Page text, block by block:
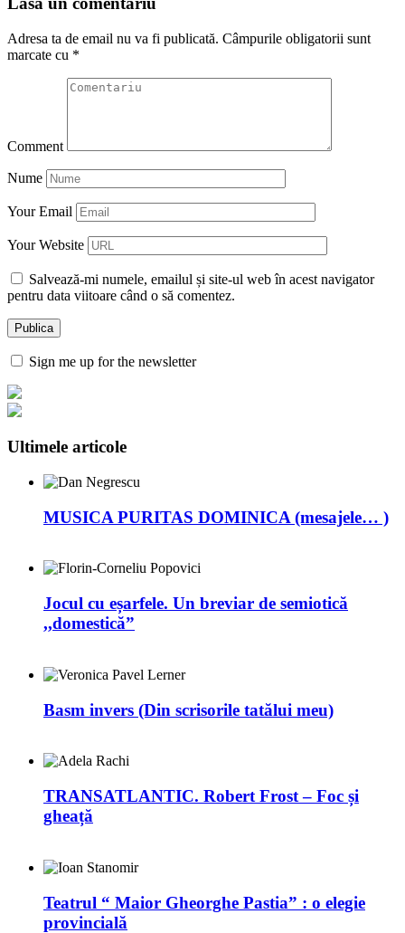
Adresa ta de email nu va fi publicată. Câmpurile obligatorii sunt
marcate cu *
Comment
Nume
Your Email
Your Website
Salvează-mi numele, emailul și site-ul web în acest navigator
pentru data viitoare când o să comentez.
Sign me up for the newsletter
Ultimele articole
MUSICA PURITAS DOMINICA (mesajele… )
Jocul cu eșarfele. Un breviar de semiotică
,,domestică”
Basm invers (Din scrisorile tatălui meu)
TRANSATLANTIC. Robert Frost – Foc și
gheață
Teatrul “ Maior Gheorghe Pastia” : o elegie
provincială